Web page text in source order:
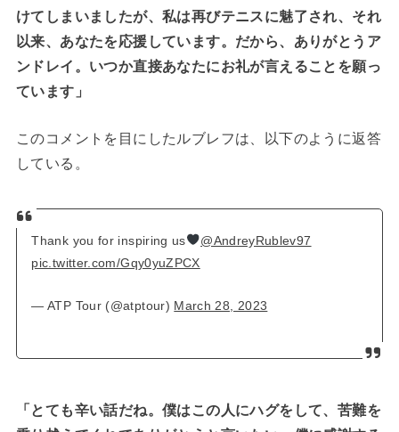
けてしまいましたが、私は再びテニスに魅了され、それ
以来、あなたを応援しています。だから、ありがとうア
ンドレイ。いつか直接あなたにお礼が言えることを願っ
ています」
このコメントを目にしたルブレフは、以下のように返答
している。
Thank you for inspiring us
@AndreyRublev97
pic.twitter.com/Gqy0yuZPCX
— ATP Tour (@atptour) March 28, 2023
「とても辛い話だね。僕はこの人にハグをして、苦難を